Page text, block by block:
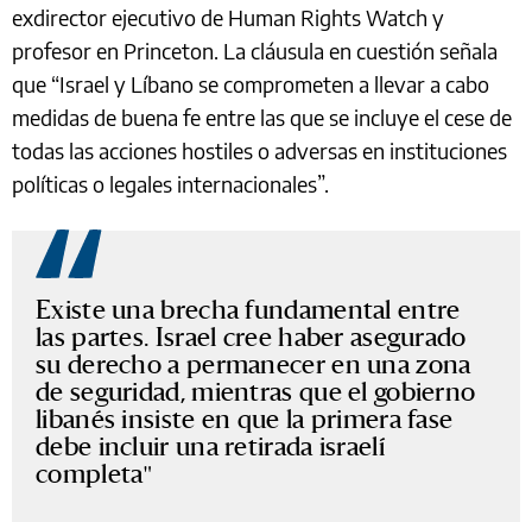
exdirector ejecutivo de Human Rights Watch y
profesor en Princeton. La cláusula en cuestión señala
que “Israel y Líbano se comprometen a llevar a cabo
medidas de buena fe entre las que se incluye el cese de
todas las acciones hostiles o adversas en instituciones
políticas o legales internacionales”.
Existe una brecha fundamental entre
las partes. Israel cree haber asegurado
su derecho a permanecer en una zona
de seguridad, mientras que el gobierno
libanés insiste en que la primera fase
debe incluir una retirada israelí
completa